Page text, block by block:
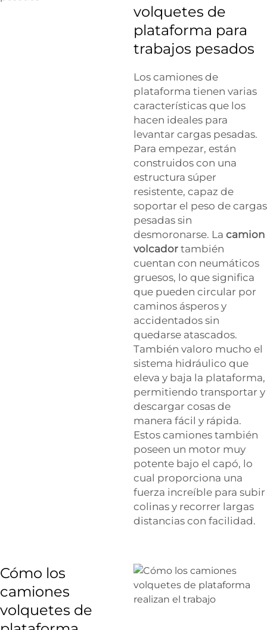
volquetes de
plataforma para
trabajos pesados
Los camiones de
plataforma tienen varias
características que los
hacen ideales para
levantar cargas pesadas.
Para empezar, están
construidos con una
estructura súper
resistente, capaz de
soportar el peso de cargas
pesadas sin
desmoronarse. La camion
volcador también
cuentan con neumáticos
gruesos, lo que significa
que pueden circular por
caminos ásperos y
accidentados sin
quedarse atascados.
También valoro mucho el
sistema hidráulico que
eleva y baja la plataforma,
permitiendo transportar y
descargar cosas de
manera fácil y rápida.
Estos camiones también
poseen un motor muy
potente bajo el capó, lo
cual proporciona una
fuerza increíble para subir
colinas y recorrer largas
distancias con facilidad.
Cómo los
camiones
volquetes de